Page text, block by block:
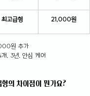
최고급형 21,000원
원 추가
, 3년, 안심 케어
형의 차이점이 뭔가요?